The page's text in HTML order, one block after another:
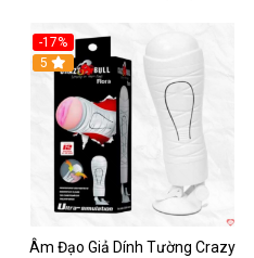
-17%
5
Âm Đạo Giả Dính Tường Crazy